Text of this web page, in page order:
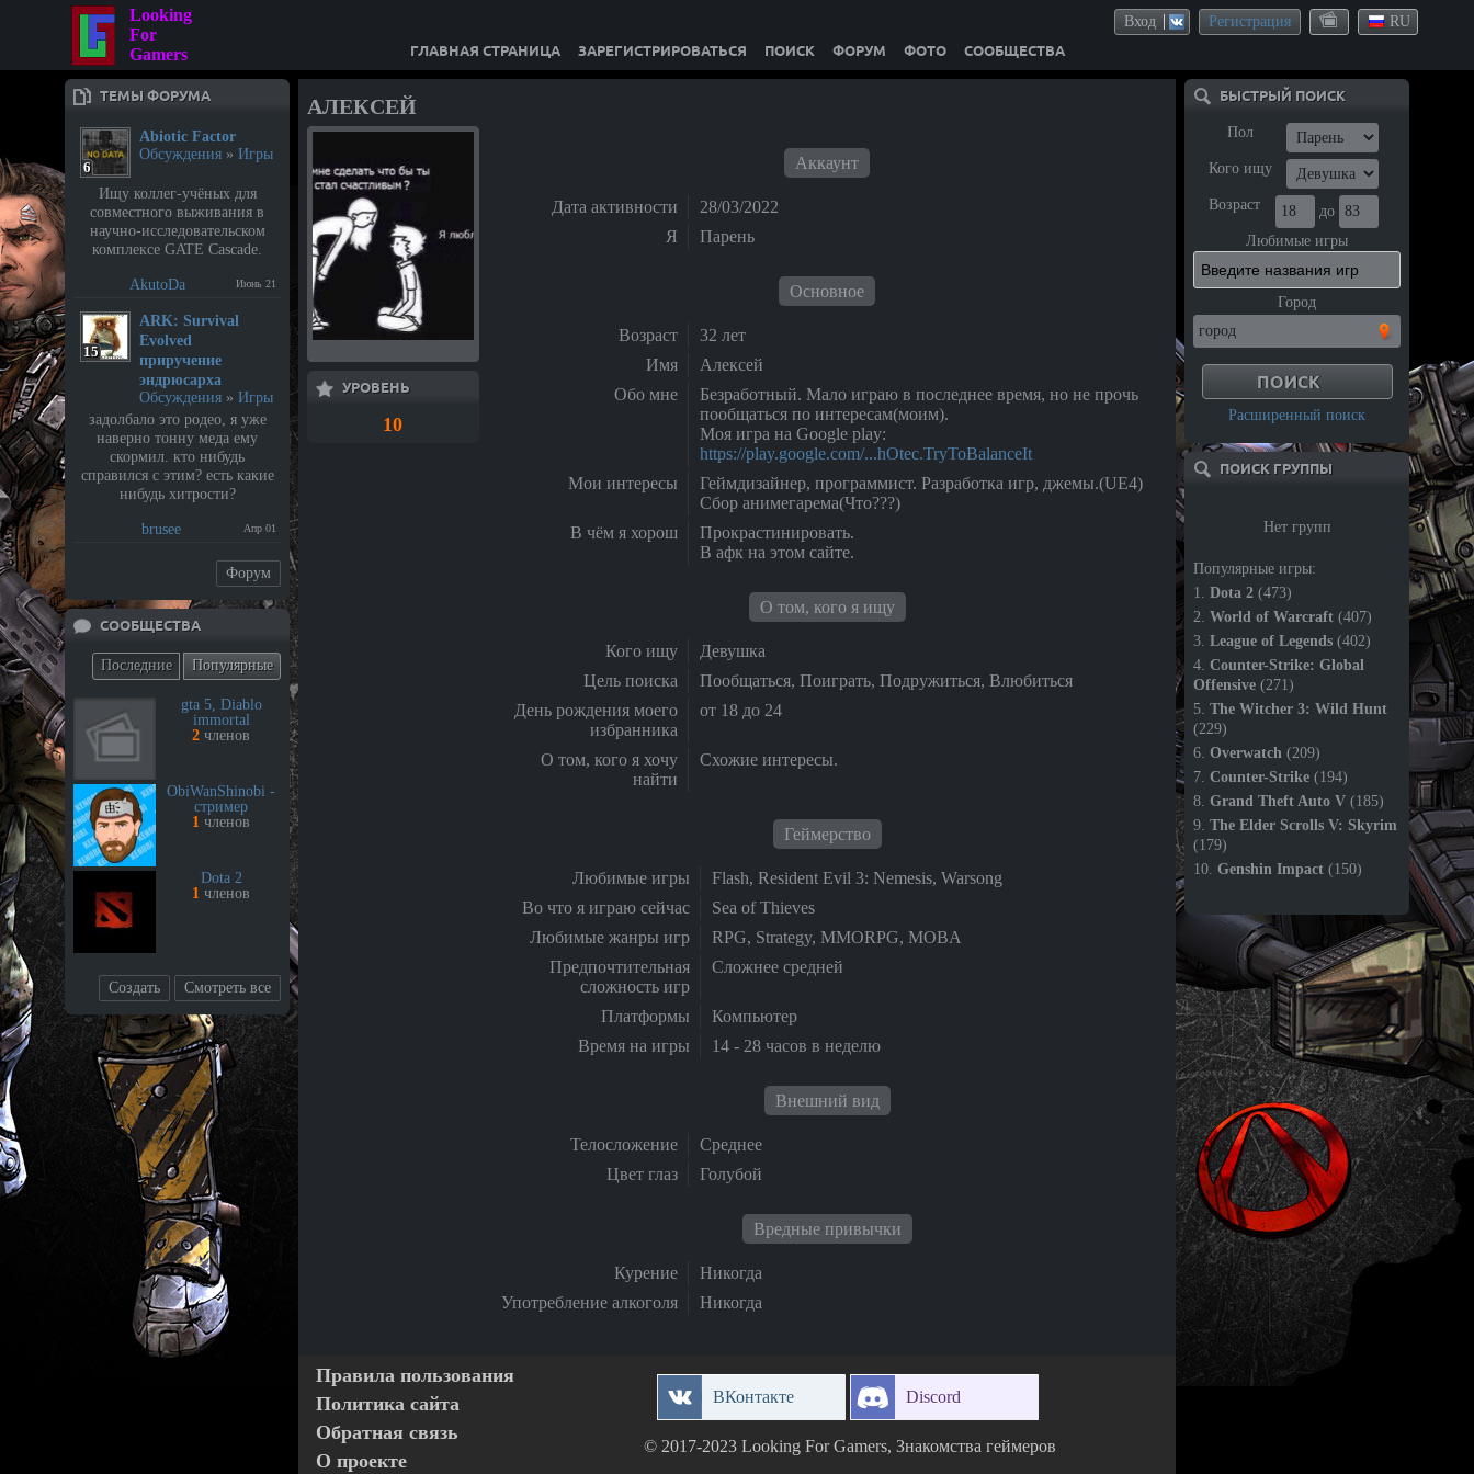
Looking
For
Gamers
Вход Регистрация RU
ГЛАВНАЯ СТРАНИЦА ЗАРЕГИСТРИРОВАТЬСЯ ПОИСК ФОРУМ ФОТО СООБЩЕСТВА
ТЕМЫ ФОРУМА
6
Abiotic Factor
Обсуждения » Игры
Ищу коллег-учёных для
совместного выживания в
научно-исследовательском
комплексе GATE Cascade.
AkutoDa Июнь 21
15
⁣ARK: Survival
Evolved
приручение
эндрюсарха
Обсуждения » Игры
задолбало это родео, я уже
наверно тонну меда ему
скормил. кто нибудь
справился с этим? есть какие
нибудь хитрости?
brusee Апр 01
Форум
СООБЩЕСТВА
Последние Популярные
gta 5, Diablo
immortal
2 членов
ObiWanShinobi -
стример
1 членов
Dota 2
1 членов
Создать Смотреть все
АЛЕКСЕЙ
УРОВЕНЬ
10
Аккаунт
Дата активности
28/03/2022
Я
Парень
Основное
Возраст
32 лет
Имя
Алексей
Обо мне
Безработный. Мало играю в последнее время, но не прочь
пообщаться по интересам(моим).
Моя игра на Google play:
https://play.google.com/...hOtec.TryToBalanceIt
Мои интересы
Геймдизайнер, программист. Разработка игр, джемы.(UE4)
Сбор анимегарема(Что???)
В чём я хорош
Прокрастинировать.
В афк на этом сайте.
О том, кого я ищу
Кого ищу
Девушка
Цель поиска
Пообщаться, Поиграть, Подружиться, Влюбиться
День рождения моего
избранника
от 18 до 24
О том, кого я хочу
найти
Схожие интересы.
Геймерство
Любимые игры
Flash, Resident Evil 3: Nemesis, Warsong
Во что я играю сейчас
Sea of Thieves
Любимые жанры игр
RPG, Strategy, MMORPG, MOBA
Предпочтительная
сложность игр
Сложнее средней
Платформы
Компьютер
Время на игры
14 - 28 часов в неделю
Внешний вид
Телосложение
Среднее
Цвет глаз
Голубой
Вредные привычки
Курение
Никогда
Употребление алкоголя
Никогда
БЫСТРЫЙ ПОИСК
Пол
Кого ищу
Возраст
до
Любимые игры
Город
Расширенный поиск
ПОИСК ГРУППЫ
Нет групп
Популярные игры:
1. Dota 2 (473)
2. World of Warcraft (407)
3. League of Legends (402)
4. Counter-Strike: Global
Offensive (271)
5. The Witcher 3: Wild Hunt
(229)
6. Overwatch (209)
7. Counter-Strike (194)
8. Grand Theft Auto V (185)
9. The Elder Scrolls V: Skyrim
(179)
10. Genshin Impact (150)
Правила пользования
Политика сайта
Обратная связь
О проекте
ВКонтакте Discord
© 2017-2023 Looking For Gamers, Знакомства геймеров